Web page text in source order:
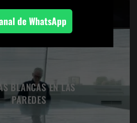
BLANCAS EN LAS
PAREDES
de WhatsApp